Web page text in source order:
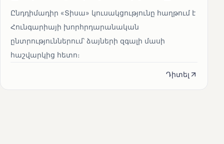
Ընդդիմադիր «Տիսա» կուսակցությունը հաղթում է
Հունգարիայի խորհրդարանական
ընտրություններում՝ ձայների զգալի մասի
հաշվարկից հետո։
Դիտել